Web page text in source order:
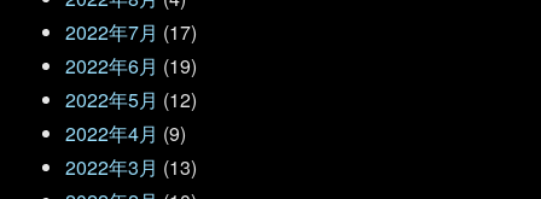
2022年7月 (17)
2022年6月 (19)
2022年5月 (12)
2022年4月 (9)
2022年3月 (13)